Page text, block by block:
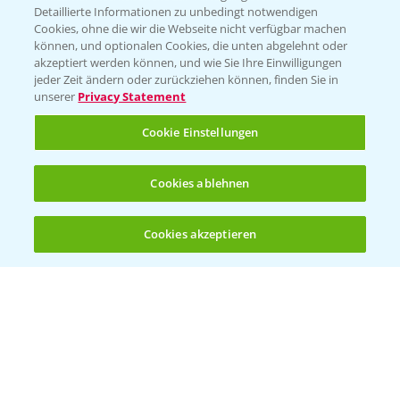
(noch 4)
KONTAKT
Hilfe in Notfällen
T.+49 (0)214/30-20220
Folgen Sie uns
Detaillierte Informationen zu unbedingt notwendigen
Cookies, ohne die wir die Webseite nicht verfügbar machen
können, und optionalen Cookies, die unten abgelehnt oder
akzeptiert werden können, und wie Sie Ihre Einwilligungen
jeder Zeit ändern oder zurückziehen können, finden Sie in
unserer Privacy Statement
Cookie Einstellungen
Cookies ablehnen
Cookies akzeptieren